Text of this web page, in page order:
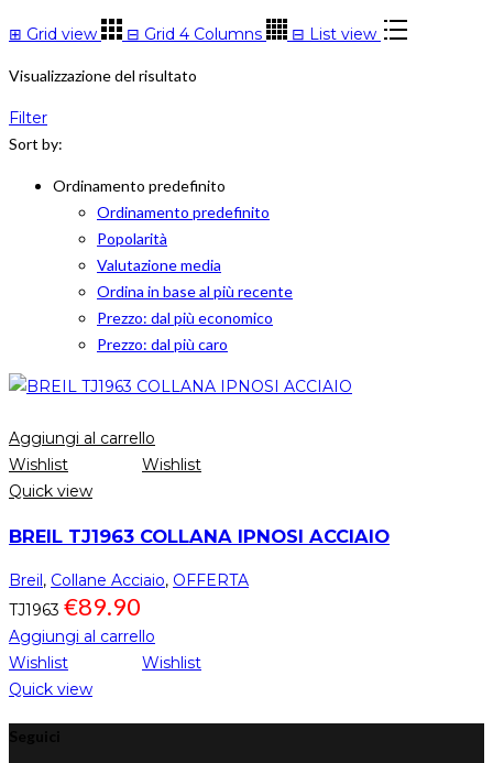
⊞ Grid view ⊟ Grid 4 Columns ⊟ List view
Visualizzazione del risultato
Filter
Sort by:
Ordinamento predefinito
Ordinamento predefinito
Popolarità
Valutazione media
Ordina in base al più recente
Prezzo: dal più economico
Prezzo: dal più caro
Aggiungi al carrello
Wishlist
Wishlist
Quick view
BREIL TJ1963 COLLANA IPNOSI ACCIAIO
Breil, Collane Acciaio, OFFERTA
TJ1963 €89.90
Aggiungi al carrello
Wishlist
Wishlist
Quick view